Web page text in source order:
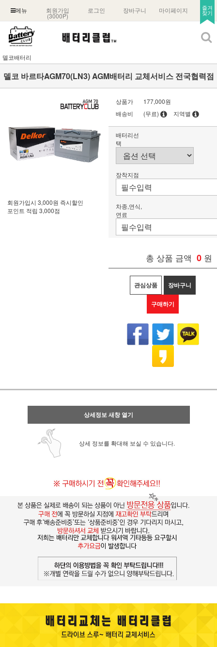
메뉴 회원가입
(3000P)
로그인 장바구니 마이페이지 즐겨
찾기
델코배터리
델코 바르타AGM70(LN3) AGM배터리 교체서비스 전국협력점
회원가입시 3,000원 즉시할인
포인트 적립 3,000점
상품가
177,000원
배송비
(무료) 지역별
배터리선
택
장착지점
차종,연식,
연료
총 상품 금액 0 원
관심상품 장바구니
구매하기
상세정보 새창 열기
상세 정보를 확대해 보실 수 있습니다.